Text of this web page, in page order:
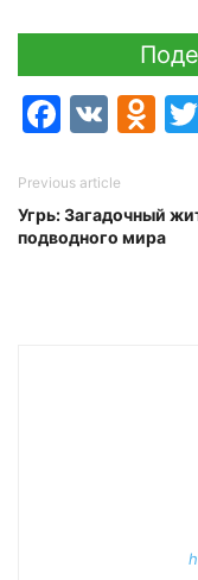
VK
Previous article
Угрь: Загадочный
подводного мира